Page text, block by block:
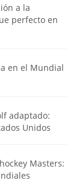
a la
perfecto en
en el Mundial
adaptado:
Unidos
Masters: